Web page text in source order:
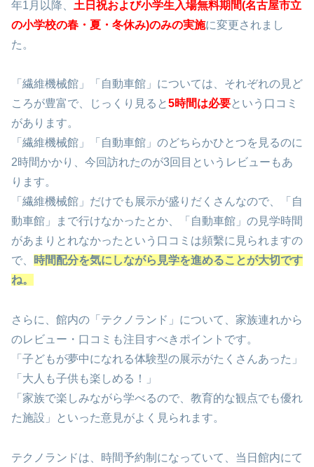
年1月以降、 土日祝および小学生入場無料期間(名古屋市立
の小学校の春・夏・冬休み)のみの実施に変更されまし
た。
「繊維機械館」「自動車館」については、それぞれの見ど
ころが豊富で、じっくり見ると5時間は必要という口コミ
があります。
「繊維機械館」「自動車館」のどちらかひとつを見るのに
2時間かかり、今回訪れたのが3回目というレビューもあ
ります。
「繊維機械館」だけでも展示が盛りだくさんなので、「自
動車館」まで行けなかったとか、「自動車館」の見学時間
があまりとれなかったという口コミは頻繫に見られますの
で、
時間配分を気にしながら見学を進めることが大切です
ね。
さらに、館内の「テクノランド」について、家族連れから
のレビュー・口コミも注目すべきポイントです。
「子どもが夢中になれる体験型の展示がたくさんあった」
「大人も子供も楽しめる！」
「家族で楽しみながら学べるので、教育的な観点でも優れ
た施設」といった意見がよく見られます。
テクノランドは、時間予約制になっていて、当日館内にて